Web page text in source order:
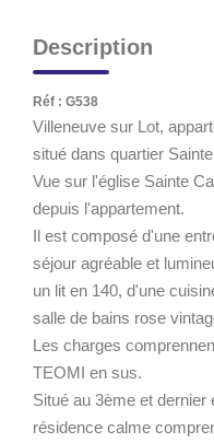
Description
Réf : G538
Villeneuve sur Lot,
situé dans quartier
Vue sur l'église Sainte
depuis l'appartement.
Il est composé d'une
séjour agréable et
un lit en 140, d'une
salle de bains rose
Les charges
TEOMI en sus.
Situé au 3ème et
résidence calme